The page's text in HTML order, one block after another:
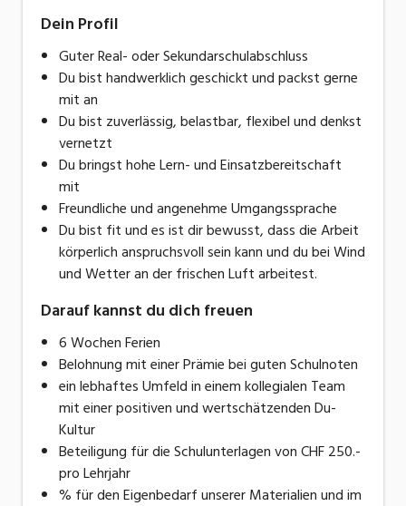
Dein Profil
Guter Real- oder Sekundarschulabschluss
Du bist handwerklich geschickt und packst gerne
mit an
Du bist zuverlässig, belastbar, flexibel und denkst
vernetzt
Du bringst hohe Lern- und Einsatzbereitschaft
mit
Freundliche und angenehme Umgangssprache
Du bist fit und es ist dir bewusst, dass die Arbeit
körperlich anspruchsvoll sein kann und du bei Wind
und Wetter an der frischen Luft arbeitest.
Darauf kannst du dich freuen
6 Wochen Ferien
Belohnung mit einer Prämie bei guten Schulnoten
ein lebhaftes Umfeld in einem kollegialen Team
mit einer positiven und wertschätzenden Du-
Kultur
Beteiligung für die Schulunterlagen von CHF 250.-
pro Lehrjahr
% für den Eigenbedarf unserer Materialien und im